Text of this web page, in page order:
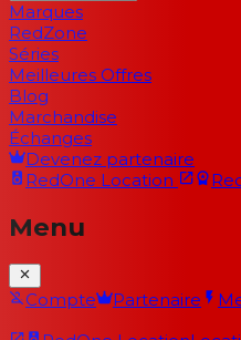
Marques
RedZone
Séries
Meilleures Offres
Blog
Marchandise
Échanges
Devenez partenaire
RedOne Location
Menu
Compte Partenaire